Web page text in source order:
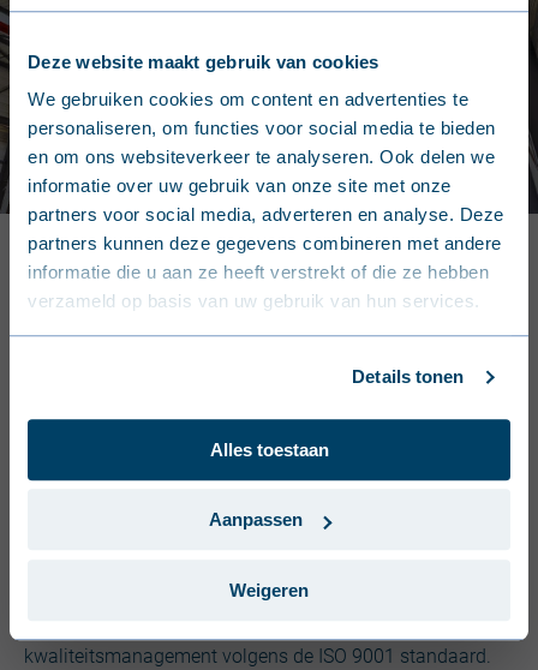
Deze website maakt gebruik van cookies
We gebruiken cookies om content en advertenties te
personaliseren, om functies voor social media te bieden
en om ons websiteverkeer te analyseren. Ook delen we
informatie over uw gebruik van onze site met onze
partners voor social media, adverteren en analyse. Deze
partners kunnen deze gegevens combineren met andere
informatie die u aan ze heeft verstrekt of die ze hebben
verzameld op basis van uw gebruik van hun services.
Details tonen
Alles toestaan
Aanpassen
Weigeren
English (United Kingdom)
Nederlands (België)
Français (Belgique)
Nederlands (Nederland)
Deutsch (Deutschland)
Svenska (Sverige)
Português (Portugal)
thermische en brandwerende isolatie
standaarden op vlak van isolatiewaardes of
brandveiligheid. Afhankelijk van de toepassing hebben
we hier oplossingen met PIR-isolatie of mineraalwol.
: geluid kan zowel positief als negatief
geperforeerde binnendozen, steeldeck en geïsoleerde
kwaliteitsmanagement volgens de ISO 9001 standaard.